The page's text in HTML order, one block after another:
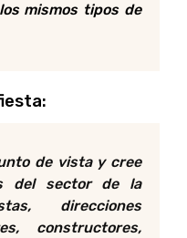
mismos tipos de
de vista y cree
del sector de la
direcciones
constructores,